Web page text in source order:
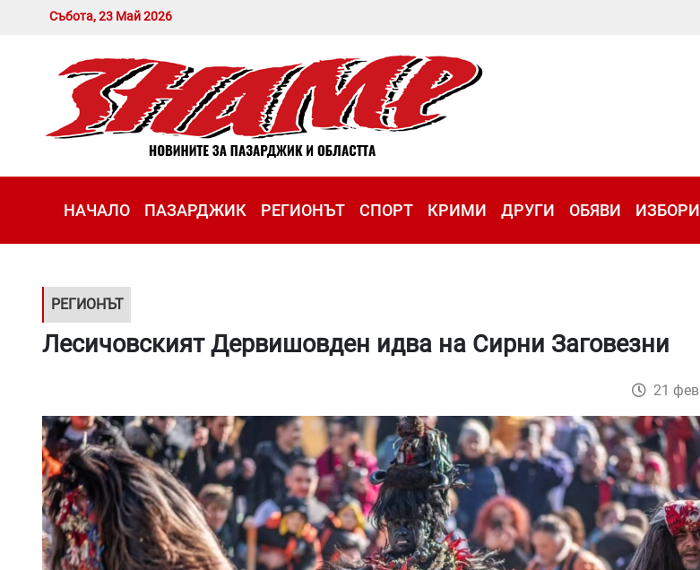
Събота, 23 Май 2026
НАЧАЛО ПАЗАРДЖИК РЕГИОНЪТ СПОРТ КРИМИ ДРУГИ ОБЯВИ ИЗБОРИ
РЕГИОНЪТ
Лесичовският Дервишовден идва на Сирни Заговезни
21 фев